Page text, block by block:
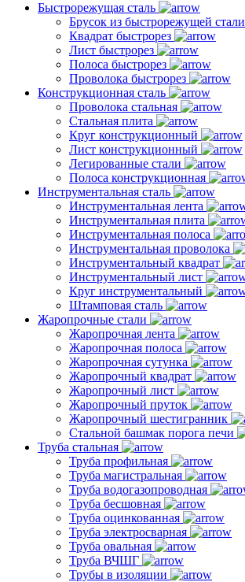
Быстрорежущая сталь
Брусок из быстрорежущей стали
Квадрат быстрорез
Лист быстрорез
Полоса быстрорез
Проволока быстрорез
Конструкционная сталь
Проволока стальная
Стальная плита
Круг конструкционный
Лист конструкционный
Легированные стали
Полоса конструкционная
Инструментальная сталь
Инструментальная лента
Инструментальная плита
Инструментальная полоса
Инструментальная проволока
Инструментальный квадрат
Инструментальный лист
Круг инструментальный
Штамповая сталь
Жаропрочные стали
Жаропрочная лента
Жаропрочная полоса
Жаропрочная сутунка
Жаропрочный квадрат
Жаропрочный лист
Жаропрочный пруток
Жаропрочный шестигранник
Стальной башмак порога печи
Труба стальная
Труба профильная
Труба магистральная
Труба водогазопроводная
Труба бесшовная
Труба оцинкованная
Труба электросварная
Труба овальная
Труба ВЧШГ
Трубы в изоляции